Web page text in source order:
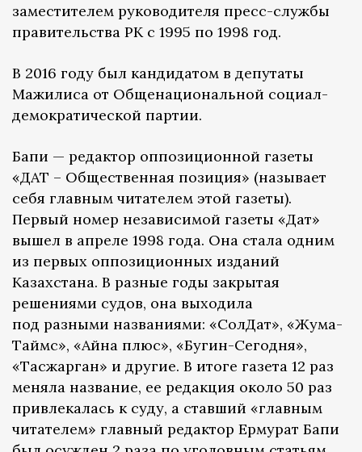
заместителем руководителя пресс-службы
правительства РК с 1995 по 1998 год.
В 2016 году был кандидатом в депутаты
Мажилиса от Общенациональной социал-
демократической партии.
Бапи — редактор оппозиционной газеты
«ДАТ – Общественная позиция» (называет
себя главным читателем этой газеты).
Первый номер независимой газеты «Дат»
вышел в апреле 1998 года. Она стала одним
из первых оппозиционных изданий
Казахстана. В разные годы закрытая
решениями судов, она выходила
под разными названиями: «СолДат», «Жума-
Таймс», «Айна плюс», «Бугин-Сегодня»,
«Тасжарган» и другие. В итоге газета 12 раз
меняла название, ее редакция около 50 раз
привлекалась к суду, а ставший «главным
читателем» главный редактор Ермурат Бапи